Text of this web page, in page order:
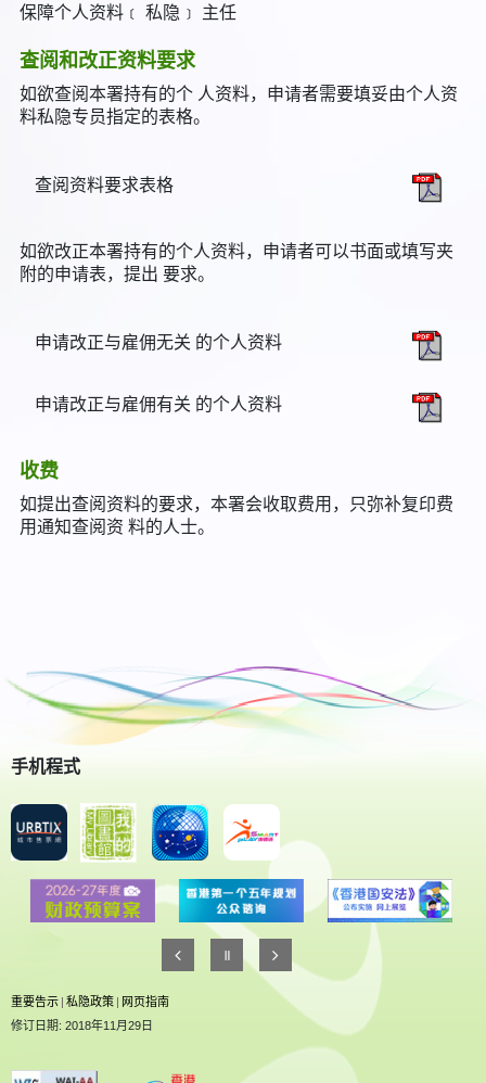
保障个人资料﹝ 私隐﹞ 主任
查阅和改正资料要求
如欲查阅本署持有的个 人资料，申请者需要填妥由个人资
料私隐专员指定的表格。
查阅资料要求表格
如欲改正本署持有的个人资料，申请者可以书面或填写夹
附的申请表，提出 要求。
申请改正与雇佣无关 的个人资料
申请改正与雇佣有关 的个人资料
收费
如提出查阅资料的要求，本署会收取费用，只弥补复印费
用通知查阅资 料的人士。
手机程式
重要告示 | 私隐政策 | 网页指南
修订日期: 2018年11月29日